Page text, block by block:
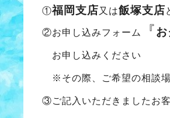
①福岡支店又は飯塚支店
②お申し込みフォーム 『
お申し込みください
※その際、ご希望の相談場
③ご記入いただきましたお